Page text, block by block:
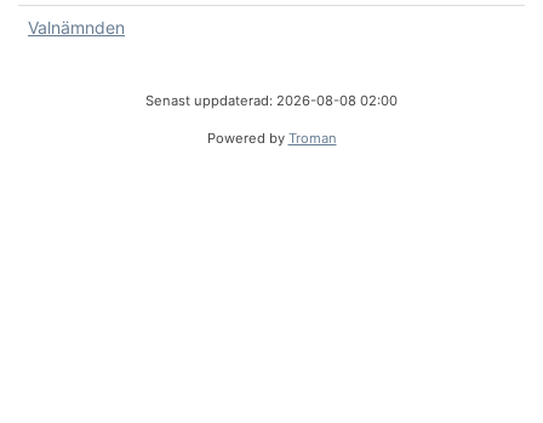
Valnämnden
Senast uppdaterad: 2026-08-08 02:00
Powered by Troman